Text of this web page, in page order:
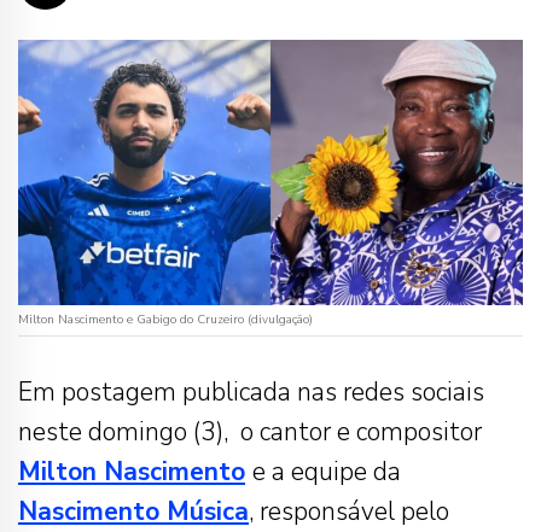
Milton Nascimento e Gabigo do Cruzeiro (divulgação)
Em postagem publicada nas redes sociais
neste domingo (3), o cantor e compositor
Milton Nascimento e a equipe da
Nascimento Música, responsável pelo